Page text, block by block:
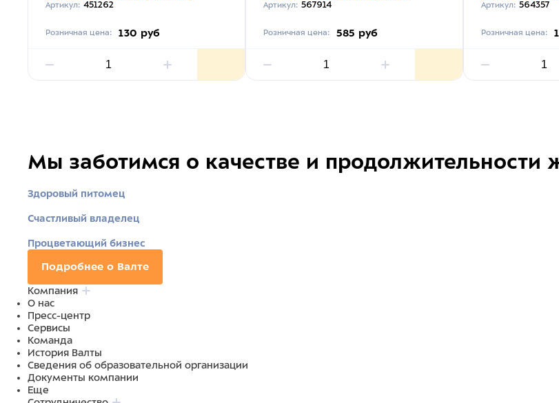
Артикул: 451262
Розничная цена: 130 руб
Артикул: 567914
Розничная цена: 585 руб
Артикул: 564357
Розничная цена:
Мы заботимся о качестве и продолжительности
Здоровый питомец
Счастливый владелец
Процветающий бизнес
Подробнее о Валте
Компания
О нас
Пресс-центр
Сервисы
Команда
История Валты
Сведения об образовательной организации
Документы компании
Еще